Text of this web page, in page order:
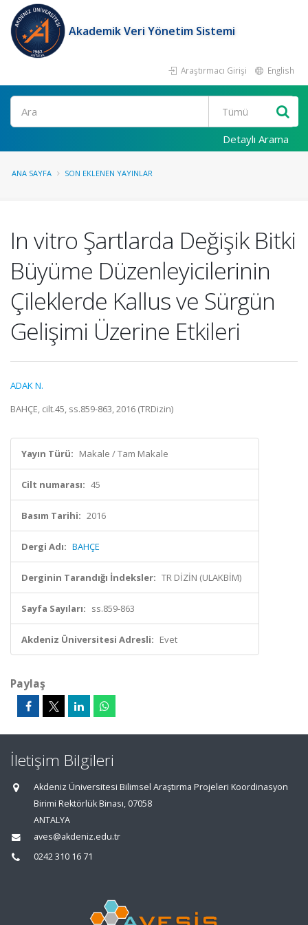
Akademik Veri Yönetim Sistemi
Araştırmacı Girişi English
Ara
Detaylı Arama
ANA SAYFA SON EKLENEN YAYINLAR
In vitro Şartlarda Değişik Bitki
Büyüme Düzenleyicilerinin
Çileklerde Kallus ve Sürgün
Gelişimi Üzerine Etkileri
ADAK N.
BAHÇE, cilt.45, ss.859-863, 2016 (TRDizin)
Yayın Türü: Makale / Tam Makale
Cilt numarası: 45
Basım Tarihi: 2016
Dergi Adı: BAHÇE
Derginin Tarandığı İndeksler: TR DİZİN (ULAKBİM)
Sayfa Sayıları: ss.859-863
Akdeniz Üniversitesi Adresli: Evet
Paylaş
İletişim Bilgileri
Akdeniz Üniversitesi Bilimsel Araştırma Projeleri Koordinasyon
Birimi Rektörlük Binası, 07058
ANTALYA
aves@akdeniz.edu.tr
0242 310 16 71